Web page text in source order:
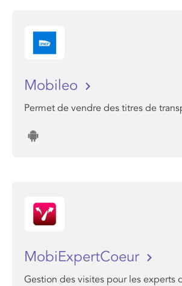
Mobileo
Permet de vendre des titres de
MobiExpertCoeur
Gestion des visites pour les experts